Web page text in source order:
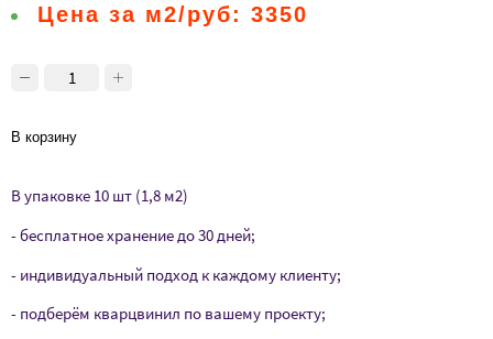
Цена за м2/руб: 3350
В корзину
В упаковке 10 шт (1,8 м2)
- бесплатное хранение до 30 дней;
- индивидуальный подход к каждому клиенту;
- подберём кварцвинил по вашему проекту;